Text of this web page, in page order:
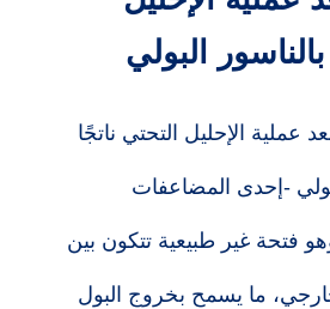
البولي
الإحليل التحتي ناتجًا
-إحدى المضاعفات
فتحة غير طبيعية تتكون بين
ما يسمح بخروج البول